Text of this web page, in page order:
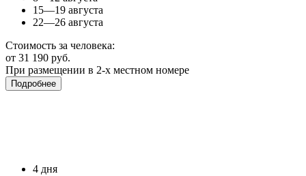
15—19 августа
22—26 августа
Стоимость за человека:
от 31 190 руб.
При размещении в 2-х местном номере
Подробнее
4 дня